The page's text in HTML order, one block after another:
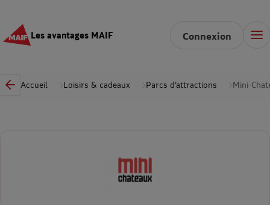
Les avantages MAIF Connexion
Accueil Loisirs & cadeaux Parcs d’attractions Mini-